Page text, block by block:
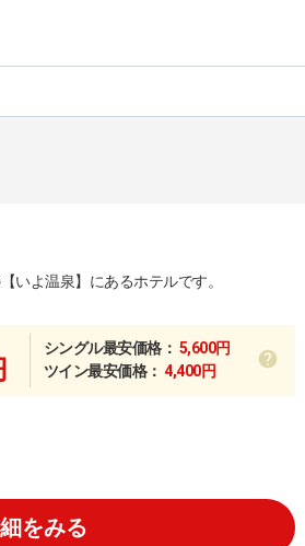
いよ温泉】にあるホテルです。
シングル最安価格： 5,600円
ツイン最安価格：4,400円
をみる